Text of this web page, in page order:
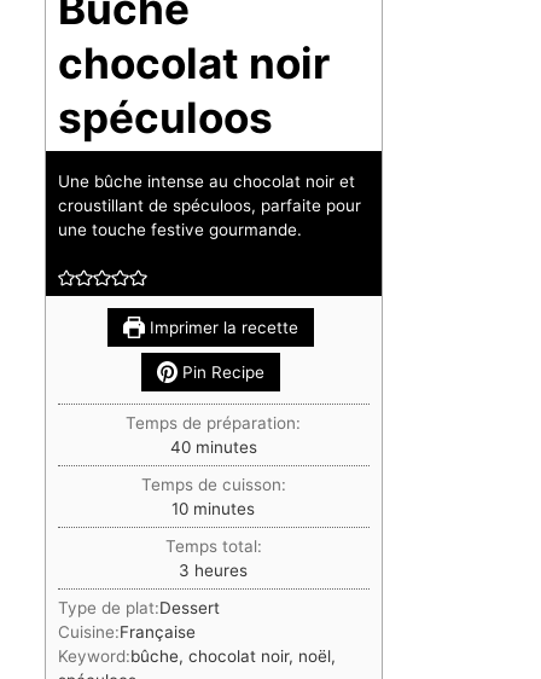
chocolat noir
spéculoos
Une bûche intense au chocolat noir et
croustillant de spéculoos, parfaite pour
une touche festive gourmande.
Imprimer la recette
Pin Recipe
Temps de préparation:
40minutes
minutes
Temps de cuisson:
10minutes
minutes
Temps total:
3 heures
heures
Type de plat:Dessert
Cuisine:Française
Keyword:bûche, chocolat noir, noël,